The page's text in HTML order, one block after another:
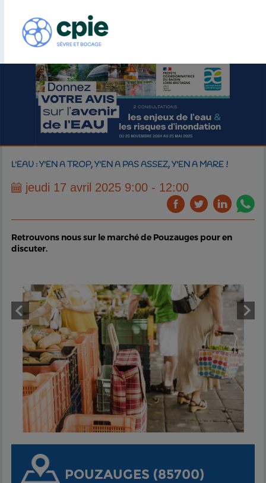
L'EAU : Y'EN A TROP, Y'EN A PAS ASSEZ, Y'EN A MARE !
jeudi 17 avril 2025 9:00 - 12:00
Retrouvons nous sur le marché de Pouzauges pour en
discuter.
POUZAUGES (85700)